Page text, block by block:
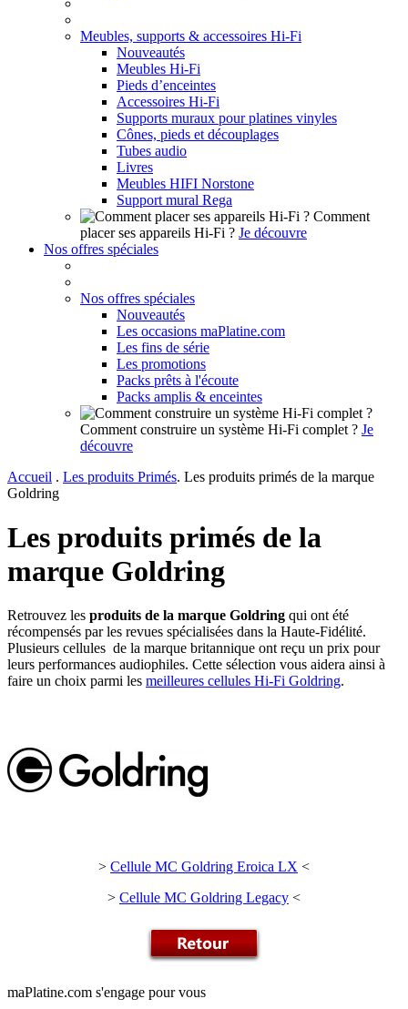
Meubles, supports & accessoires Hi-Fi
Nouveautés
Meubles Hi-Fi
Pieds d’enceintes
Accessoires Hi-Fi
Supports muraux pour platines vinyles
Cônes, pieds et découplages
Tubes audio
Livres
Meubles HIFI Norstone
Support mural Rega
Comment
placer ses appareils Hi-Fi ? Je découvre
Nos offres spéciales
Nos offres spéciales
Nouveautés
Les occasions maPlatine.com
Les fins de série
Les promotions
Packs prêts à l'écoute
Packs amplis & enceintes
Comment construire un système Hi-Fi complet ? Je
découvre
Accueil . Les produits Primés. Les produits primés de la marque
Goldring
Les produits primés de la
marque Goldring
Retrouvez les produits de la marque Goldring qui ont été
récompensés par les revues spécialisées dans la Haute-Fidélité.
Plusieurs cellules de la marque britannique ont reçu un prix pour
leurs performances audiophiles. Cette sélection vous aidera ainsi à
faire un choix parmi les meilleures cellules Hi-Fi Goldring.
> Cellule MC Goldring Eroica LX <
> Cellule MC Goldring Legacy <
maPlatine.com s'engage pour vous